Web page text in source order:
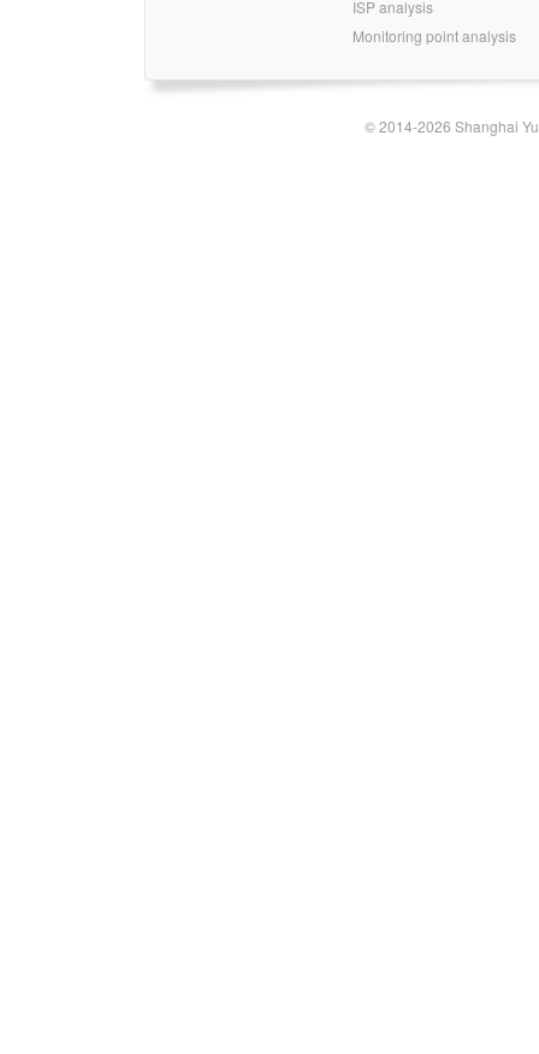
ISP analysis
Monitoring point analysis
© 2014-2026 Shanghai